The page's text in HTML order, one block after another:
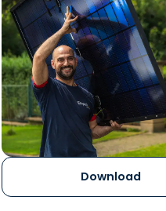
Download